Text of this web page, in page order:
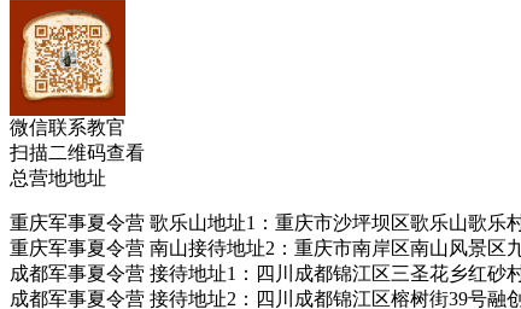
微信联系教官
扫描二维码查看
总营地地址
重庆军事夏令营 歌乐山地址1：重庆市沙坪坝区歌乐山歌乐
重庆军事夏令营 南山接待地址2：重庆市南岸区南山风景区
成都军事夏令营 接待地址1：四川成都锦江区三圣花乡红砂
成都军事夏令营 接待地址2：四川成都锦江区榕树街39号融